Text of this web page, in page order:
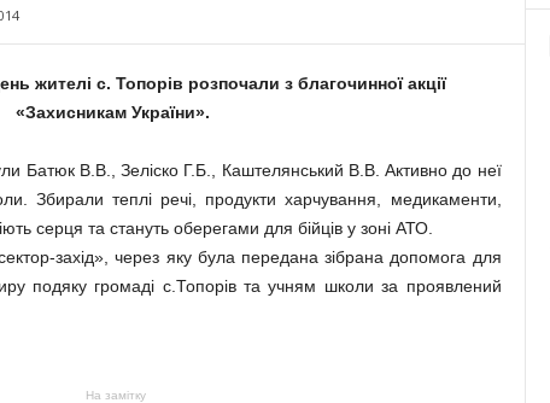
жителі с. Топорів розпочали з благочинної акції
«Захисникам України».
Батюк В.В., Зеліско Г.Б., Каштелянський В.В. Активно до неї
Збирали теплі речі, продукти харчування, медикаменти,
серця та стануть оберегами для бійців у зоні АТО.
захід», через яку була передана зібрана допомога для
подяку громаді с.Топорів та учням школи за проявлений
На замітку